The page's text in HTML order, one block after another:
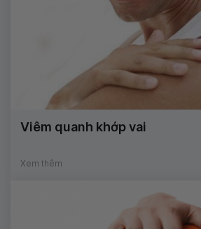
Viêm quanh khớp vai
Xem thêm